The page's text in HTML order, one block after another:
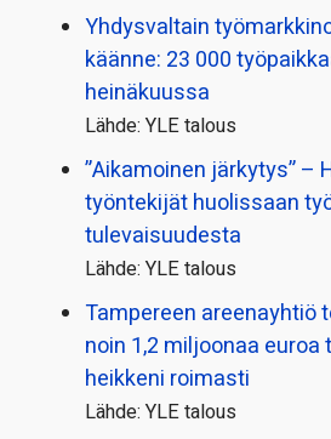
Yhdysvaltain
käänne: 23 000
heinäkuussa
Lähde: YLE talous
”Aikamoinen järkytys” –
työntekijät huolissaan
tulevaisuudesta
Lähde: YLE talous
Tampereen areenayhtiö
noin 1,2 miljoonaa
heikkeni roimasti
Lähde: YLE talous